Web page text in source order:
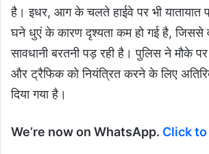
है। इधर, आग के चलते हाईवे पर भी यातायात
घने धुएं के कारण दृश्यता कम हो गई है, जिससे
सावधानी बरतनी पड़ रही है। पुलिस ने मौके
और ट्रैफिक को नियंत्रित करने के लिए
दिया गया है।
We’re now on WhatsApp. Click